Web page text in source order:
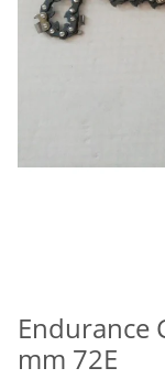
Endurance
mm 72E